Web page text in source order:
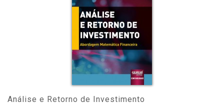
Análise e Retorno de Investimento